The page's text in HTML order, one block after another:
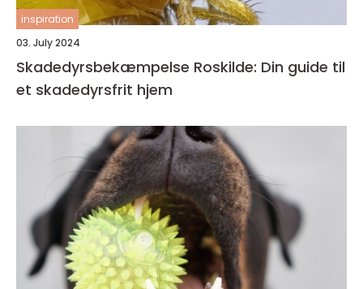
inspiration
03. July 2024
Skadedyrsbekæmpelse Roskilde: Din guide til
et skadedyrsfrit hjem